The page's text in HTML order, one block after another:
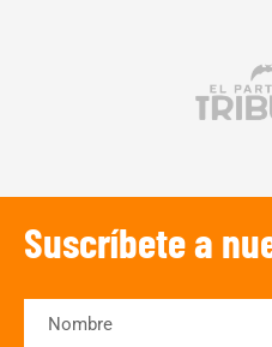
Suscríbete a